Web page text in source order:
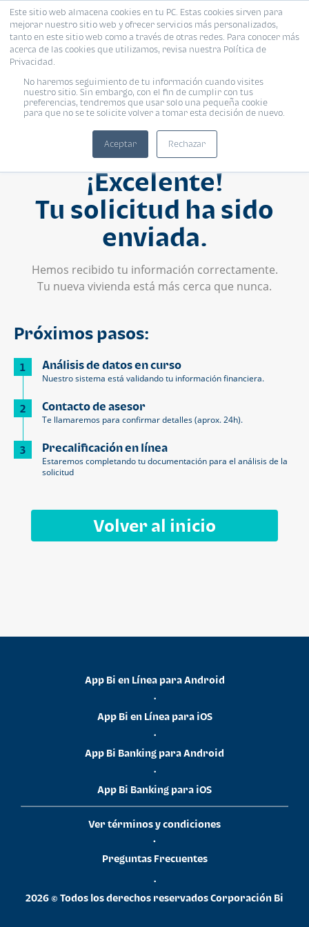
Este sitio web almacena cookies en tu PC. Estas cookies sirven para
mejorar nuestro sitio web y ofrecer servicios más personalizados,
tanto en este sitio web como a través de otras redes. Para conocer más
acerca de las cookies que utilizamos, revisa nuestra Política de
Privacidad.
No haremos seguimiento de tu información cuando visites
nuestro sitio. Sin embargo, con el fin de cumplir con tus
preferencias, tendremos que usar solo una pequeña cookie
para que no se te solicite volver a tomar esta decisión de nuevo.
Aceptar Rechazar
¡Excelente!
Tu solicitud ha sido
enviada.
Hemos recibido tu información correctamente.
Tu nueva vivienda está más cerca que nunca.
Próximos pasos:
1 Análisis de datos en curso
Nuestro sistema está validando tu información financiera.
2 Contacto de asesor
Te llamaremos para confirmar detalles (aprox. 24h).
3 Precalificación en línea
Estaremos completando tu documentación para el análisis de la
solicitud
Volver al inicio
App Bi en Línea para Android
•
App Bi en Línea para iOS
•
App Bi Banking para Android
•
App Bi Banking para iOS
Ver términos y condiciones
•
Preguntas Frecuentes
•
2026 © Todos los derechos reservados Corporación Bi